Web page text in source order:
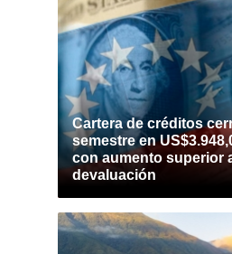
Cartera de créditos
semestre en
con aumento superior
devaluación